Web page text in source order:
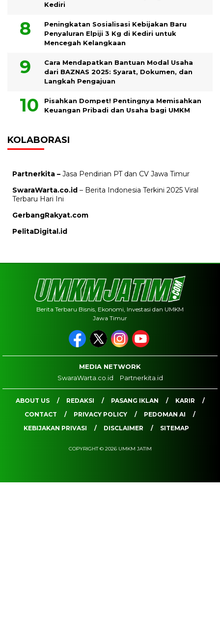
Kediri
Peningkatan Sosialisasi Kebijakan Baru
Penyaluran Elpiji 3 Kg di Kediri untuk
Mencegah Kelangkaan
Cara Mendapatkan Bantuan Modal Usaha
dari BAZNAS 2025: Syarat, Dokumen, dan
Langkah Pengajuan
Pisahkan Dompet! Pentingnya Memisahkan
Keuangan Pribadi dan Usaha bagi UMKM
KOLABORASI
Partnerkita – Jasa Pendirian PT dan CV Jawa Timur
SwaraWarta.co.id – Berita Indonesia Terkini 2025 Viral
Terbaru Hari Ini
GerbangRakyat.com
PelitaDigital.id
Berita Terbaru Bisnis, Ekonomi, Investasi dan UMKM
Jawa Timur
MEDIA NETWORK
SwaraWarta.co.id
Partnerkita.id
ABOUT US REDAKSI PASANG IKLAN
KARIR
CONTACT
PRIVACY POLICY
PEDOMAN AI
KEBIJAKAN PRIVASI
DISCLAIMER SITEMAP
COPYRIGHT © 2026 UMKM JATIM